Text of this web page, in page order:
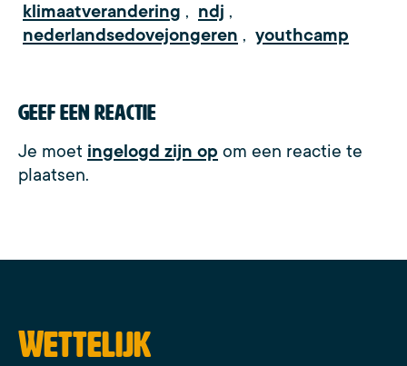
klimaatverandering , ndj ,
nederlandsedovejongeren , youthcamp
Geef een reactie
Je moet ingelogd zijn op om een reactie te
plaatsen.
Wettelijk